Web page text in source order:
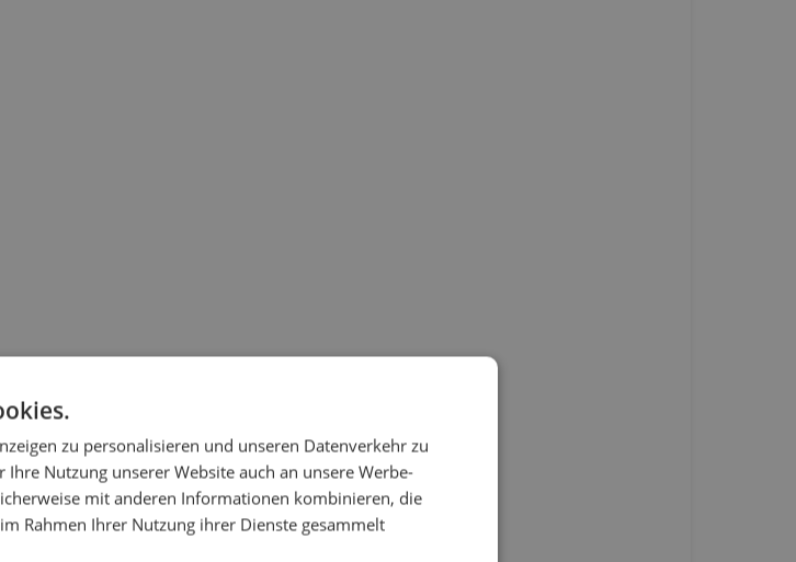
zu personalisieren und unseren Datenverkehr zu
Nutzung unserer Website auch an unsere Werbe-
mit anderen Informationen kombinieren, die
Rahmen Ihrer Nutzung ihrer Dienste gesammelt